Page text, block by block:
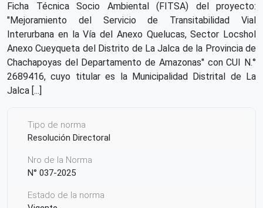
Ficha Técnica Socio Ambiental (FITSA) del proyecto:
"Mejoramiento del Servicio de Transitabilidad Vial
Interurbana en la Vía del Anexo Quelucas, Sector Locshol
Anexo Cueyqueta del Distrito de La Jalca de la Provincia de
Chachapoyas del Departamento de Amazonas" con CUI N.°
2689416, cuyo titular es la Municipalidad Distrital de La
Jalca [...]
Tipo de norma
Resolución Directoral
Nro de la Norma
N° 037-2025
Estado de la norma